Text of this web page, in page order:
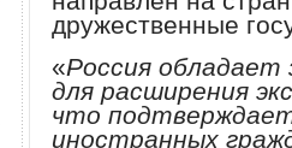
дружественные
«Россия
для расширения
что
иностранных